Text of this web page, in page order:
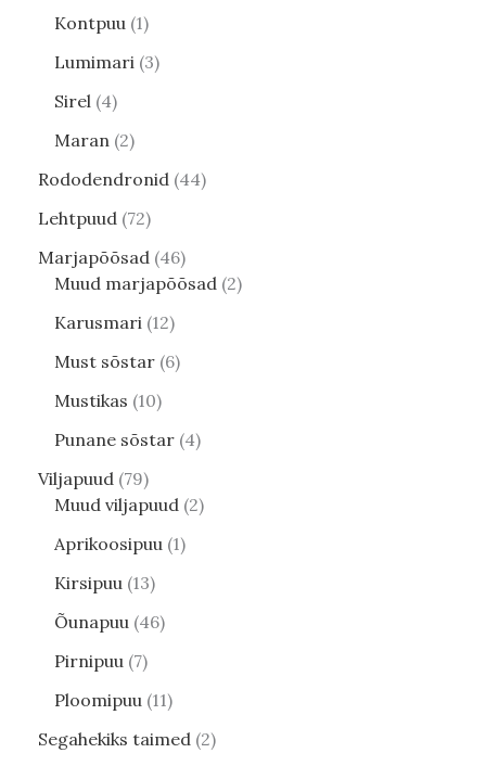
Kontpuu 1
Lumimari 3
Sirel 4
Maran 2
Rododendronid 44
Lehtpuud 72
Marjapõõsad 46
Muud marjapõõsad 2
Karusmari 12
Must sõstar 6
Mustikas 10
Punane sõstar 4
Viljapuud 79
Muud viljapuud 2
Aprikoosipuu 1
Kirsipuu 13
Õunapuu 46
Pirnipuu 7
Ploomipuu 11
Segahekiks taimed 2